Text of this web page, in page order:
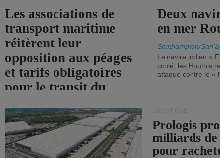
Les associations de
transport maritime
réitèrent leur
opposition aux péages
et tarifs obligatoires
pour le transit du
Deux
en mer
Southampton/
Le navire indien «
coulé, les Houthis
attaque contre le «
Prologis
milliards
pour